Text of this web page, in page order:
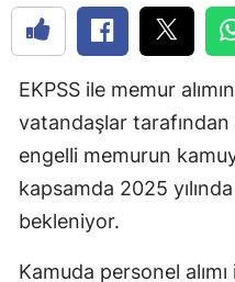
EKPSS ile memur
vatandaşlar
engelli memurun
kapsamda 2025
bekleniyor.
Kamuda personel